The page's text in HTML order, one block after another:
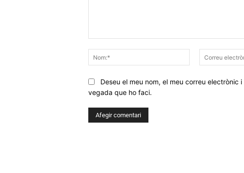
Nom:*
Deseu el meu nom, el meu correu
vegada que ho faci.